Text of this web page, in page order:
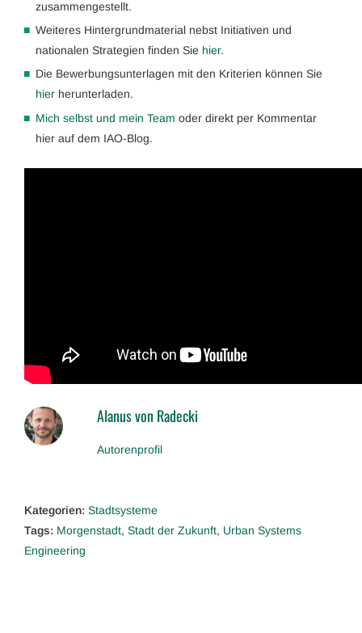
zusammengestellt.
Weiteres Hintergrundmaterial nebst Initiativen und
nationalen Strategien finden Sie hier.
Die Bewerbungsunterlagen mit den Kriterien können Sie
hier herunterladen.
Mich selbst und mein Team oder direkt per Kommentar
hier auf dem IAO-Blog.
Alanus von Radecki
Autorenprofil
Kategorien: Stadtsysteme
Tags: Morgenstadt, Stadt der Zukunft, Urban Systems
Engineering